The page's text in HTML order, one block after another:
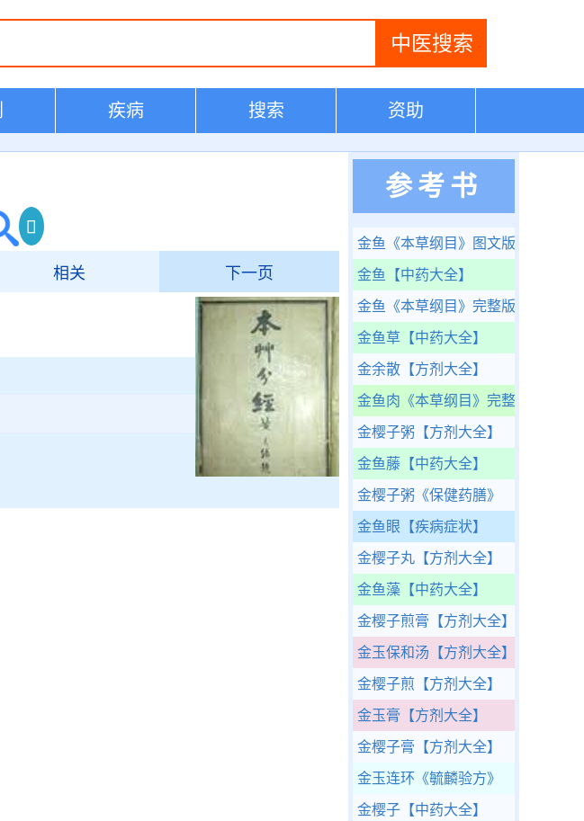
疾病 搜索 资助
相关 下一页
参考书
金鱼 《本草纲目》图文版
金鱼 【中药大全】
金鱼 《本草纲目》完整版
金鱼草 【中药大全】
金余散 【方剂大全】
金鱼肉 《本草纲目》完整版
金樱子粥 【方剂大全】
金鱼藤 【中药大全】
金樱子粥 《保健药膳》
金鱼眼 【疾病症状】
金樱子丸 【方剂大全】
金鱼藻 【中药大全】
金樱子煎膏 【方剂大全】
金玉保和汤 【方剂大全】
金樱子煎 【方剂大全】
金玉膏 【方剂大全】
金樱子膏 【方剂大全】
金玉连环 《毓麟验方》
金樱子 【中药大全】